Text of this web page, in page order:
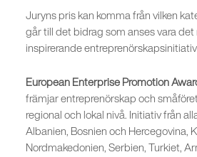
Juryns pris kan komma från vilken
går till det bidrag som anses vara det
inspirerande
European Enterprise Promotion
främjar entreprenörskap och
regional och lokal nivå. Initiativ från
Albanien, Bosnien och Hercegovina,
Nordmakedonien, Serbien, Turkiet,